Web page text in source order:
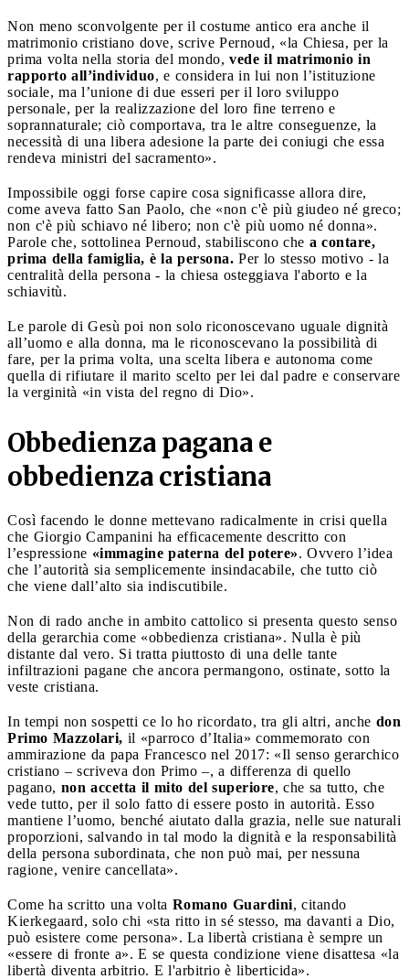
Non meno sconvolgente per il costume antico era anche il
matrimonio cristiano dove, scrive Pernoud, «la Chiesa, per la
prima volta nella storia del mondo, vede il matrimonio in
rapporto all’individuo, e considera in lui non l’istituzione
sociale, ma l’unione di due esseri per il loro sviluppo
personale, per la realizzazione del loro fine terreno e
soprannaturale; ciò comportava, tra le altre conseguenze, la
necessità di una libera adesione la parte dei coniugi che essa
rendeva ministri del sacramento».
Impossibile oggi forse capire cosa significasse allora dire,
come aveva fatto San Paolo, che «non c'è più giudeo né greco;
non c'è più schiavo né libero; non c'è più uomo né donna».
Parole che, sottolinea Pernoud, stabiliscono che a contare,
prima della famiglia, è la persona. Per lo stesso motivo - la
centralità della persona - la chiesa osteggiava l'aborto e la
schiavitù.
Le parole di Gesù poi non solo riconoscevano uguale dignità
all’uomo e alla donna, ma le riconoscevano la possibilità di
fare, per la prima volta, una scelta libera e autonoma come
quella di rifiutare il marito scelto per lei dal padre e conservare
la verginità «in vista del regno di Dio».
Obbedienza pagana e
obbedienza cristiana
Così facendo le donne mettevano radicalmente in crisi quella
che Giorgio Campanini ha efficacemente descritto con
l’espressione «immagine paterna del potere». Ovvero l’idea
che l’autorità sia semplicemente insindacabile, che tutto ciò
che viene dall’alto sia indiscutibile.
Non di rado anche in ambito cattolico si presenta questo senso
della gerarchia come «obbedienza cristiana». Nulla è più
distante dal vero. Si tratta piuttosto di una delle tante
infiltrazioni pagane che ancora permangono, ostinate, sotto la
veste cristiana.
In tempi non sospetti ce lo ho ricordato, tra gli altri, anche don
Primo Mazzolari, il «parroco d’Italia» commemorato con
ammirazione da papa Francesco nel 2017: «Il senso gerarchico
cristiano – scriveva don Primo –, a differenza di quello
pagano, non accetta il mito del superiore, che sa tutto, che
vede tutto, per il solo fatto di essere posto in autorità. Esso
mantiene l’uomo, benché aiutato dalla grazia, nelle sue naturali
proporzioni, salvando in tal modo la dignità e la responsabilità
della persona subordinata, che non può mai, per nessuna
ragione, venire cancellata».
Come ha scritto una volta Romano Guardini, citando
Kierkegaard, solo chi «sta ritto in sé stesso, ma davanti a Dio,
può esistere come persona». La libertà cristiana è sempre un
«essere di fronte a». E se questa condizione viene disattesa «la
libertà diventa arbitrio. E l'arbitrio è liberticida».